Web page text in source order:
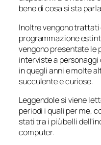
bene di cosa si sta
Inoltre vengono trattati
programmazione
vengono presentate le
interviste a
in quegli anni e molte
succulente e curiose.
Leggendole si viene
periodi i quali per me,
stati tra i più belli
computer.